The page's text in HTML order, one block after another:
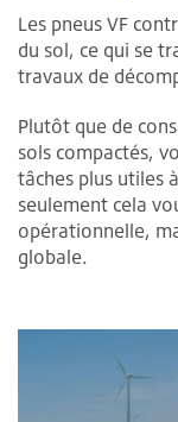
Les pneus VF
du sol, ce qui se
travaux de
Plutôt que de
sols compactés,
tâches plus utiles
seulement cela
opérationnelle,
globale.